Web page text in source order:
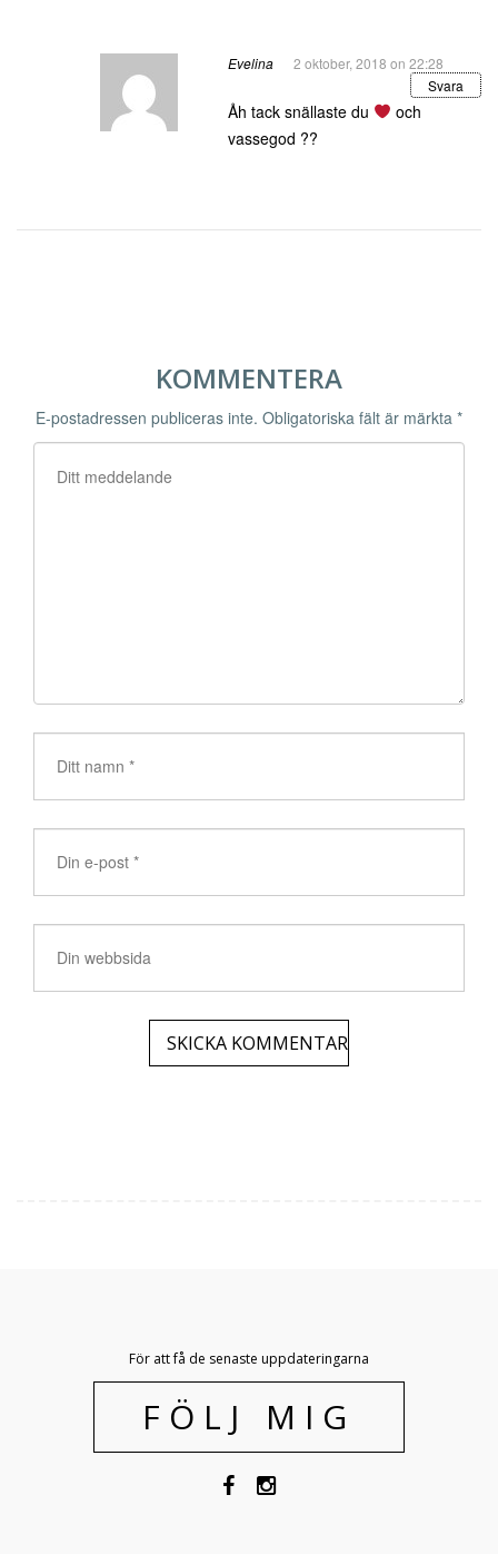
Evelina
2 oktober, 2018 on 22:28
Svara
Åh tack snällaste du
och
vassegod ??
KOMMENTERA
E-postadressen publiceras inte. Obligatoriska fält är märkta *
För att få de senaste uppdateringarna
FÖLJ MIG